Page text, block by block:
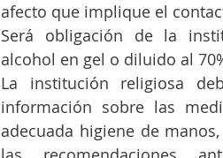
afecto que implique el
Será obligación de la
alcohol en gel o diluido al
La institución religiosa
información sobre las
adecuada higiene de